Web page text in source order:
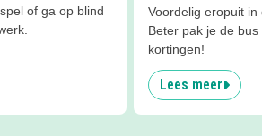
of ga op blind
Voordelig eropuit
Beter pak je de
kortingen!
Lees meer